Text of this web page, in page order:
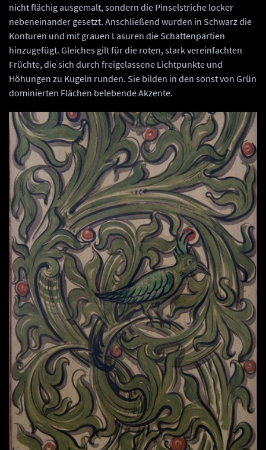
nicht flächig ausgemalt, sondern die Pinselstriche locker
nebeneinander gesetzt. Anschließend wurden in Schwarz die
Konturen und mit grauen Lasuren die Schattenpartien
hinzugefügt. Gleiches gilt für die roten, stark vereinfachten
Früchte, die sich durch freigelassene Lichtpunkte und
Höhungen zu Kugeln runden. Sie bilden in den sonst von Grün
dominierten Flächen belebende Akzente.